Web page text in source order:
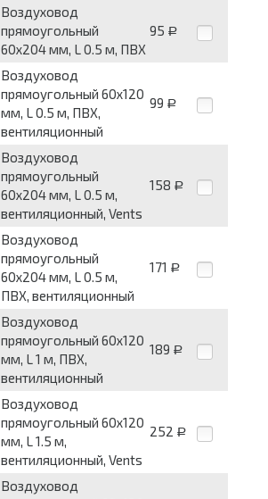
Воздуховод
прямоугольный
60x204 мм, L 0.5 м, ПВХ
95 Р
Воздуховод
прямоугольный 60x120
мм, L 0.5 м, ПВХ,
вентиляционный
99 Р
Воздуховод
прямоугольный
60x204 мм, L 0.5 м,
вентиляционный, Vents
158 Р
Воздуховод
прямоугольный
60x204 мм, L 0.5 м,
ПВХ, вентиляционный
171 Р
Воздуховод
прямоугольный 60x120
мм, L 1 м, ПВХ,
вентиляционный
189 Р
Воздуховод
прямоугольный 60x120
мм, L 1.5 м,
вентиляционный, Vents
252 Р
Воздуховод